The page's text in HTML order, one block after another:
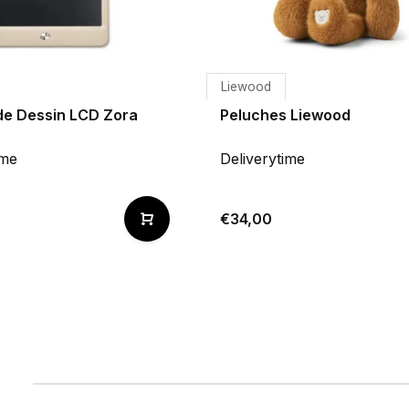
Dessin LCD Zora
Liewood
Peluches Liewood
Deliverytime
€34,00